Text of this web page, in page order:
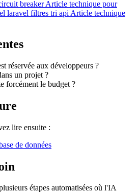
breaker Article technique pour
laravel filtres tri api Article technique
réservée aux développeurs ?
un projet ?
forcément le budget ?
lire ensuite :
de données
étapes automatisées où l'IA